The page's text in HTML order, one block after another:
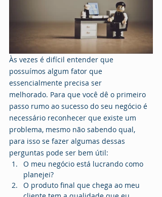
Às vezes é difícil entender que
possuímos algum fator que
essencialmente precisa ser
melhorado. Para que você dê o primeiro
passo rumo ao sucesso do seu negócio é
necessário reconhecer que existe um
problema, mesmo não sabendo qual,
para isso se fazer algumas dessas
perguntas pode ser bem útil:
O meu negócio está lucrando como
planejei?
O produto final que chega ao meu